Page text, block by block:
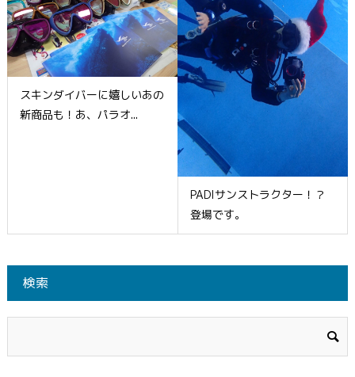
スキンダイバーに嬉しいあの
新商品も！あ、パラオ...
PADIサンストラクター！？
登場です。
検索